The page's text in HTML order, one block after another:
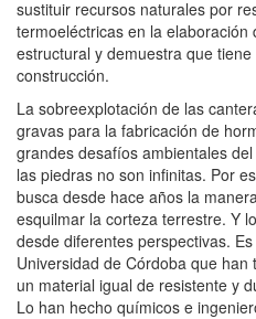
sustituir recursos naturales por
termoeléctricas en la elaboración
estructural y demuestra que
construcción.
La sobreexplotación de las
gravas para la fabricación de
grandes desafíos ambientales
las piedras no son infinitas. Por
busca desde hace años la
esquilmar la corteza terrestre. Y
desde diferentes perspectivas.
Universidad de Córdoba que
un material igual de resistente y
Lo han hecho químicos e